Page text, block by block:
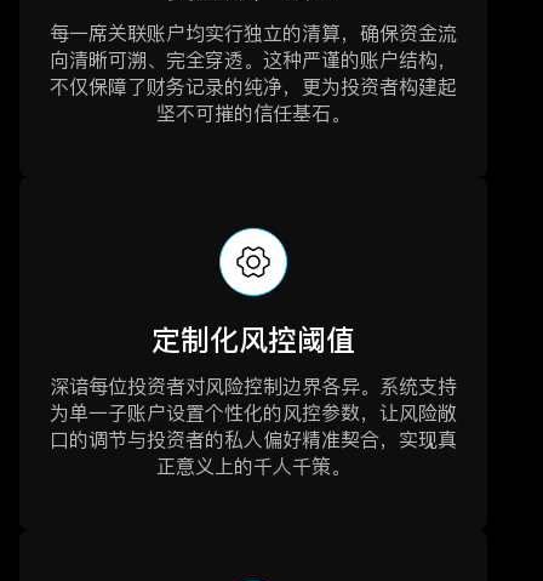
每一席关联账户均实行独立的清算，确保资金流
向清晰可溯、完全穿透。这种严谨的账户结构，
不仅保障了财务记录的纯净，更为投资者构建起
坚不可摧的信任基石。
定制化风控阈值
深谙每位投资者对风险控制边界各异。系统支持
为单一子账户设置个性化的风控参数，让风险敞
口的调节与投资者的私人偏好精准契合，实现真
正意义上的千人千策。